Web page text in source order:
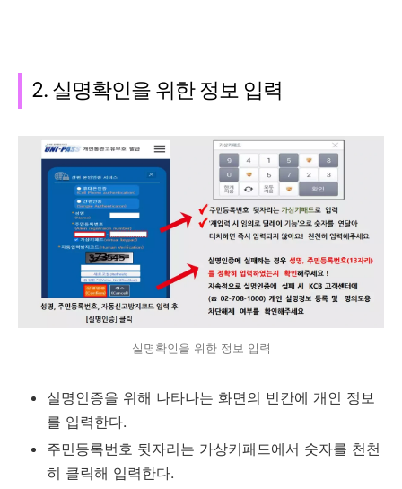
2. 실명확인을 위한 정보 입력
실명확인을 위한 정보 입력
실명인증을 위해 나타나는 화면의 빈칸에 개인 정보
를 입력한다.
주민등록번호 뒷자리는 가상키패드에서 숫자를 천천
히 클릭해 입력한다.